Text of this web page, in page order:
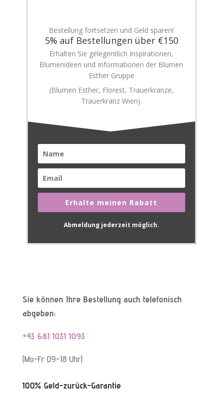
Bestellung fortsetzen und Geld sparen!
5% auf Bestellungen über €150
Erhalten Sie gelegentlich Inspirationen,
Blumenideen und Informationen der Blumen
Esther Gruppe
(Blumen Esther, Florest, Trauerkränze,
Trauerkranz Wien).
Erhalte meinen Rabatt
Abmeldung jederzeit möglich.
Sie können Ihre Bestellung auch telefonisch
abgeben:
+43 681 1031 1093
(Mo-Fr 09-18 Uhr)
100% Geld-zurück-Garantie